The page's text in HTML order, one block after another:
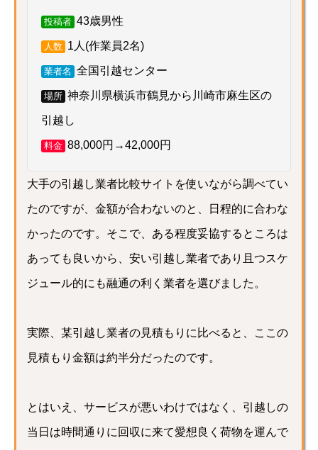
投稿者 43歳男性
人数 1人(作業員2名)
業者名 全国引越センター
場所 神奈川県横浜市鶴見から川崎市麻生区の
引越し
料金 88,000円→42,000円
大手の引越し業者比較サイトを使いながら調べてい
たのですが、金額が合わないのと、日程的に合わな
かったのです。そこで、ある程度妥協するところは
あっても良いから、安い引越し業者であり且つスケ
ジュール的にも融通の利く業者を選びました。
実際、某引越し業者の見積もりに比べると、ここの
見積もり金額は約半分だったのです。
とはいえ、サービスが悪いわけではなく、引越しの
当日は時間通りに回収に来て愛想良く荷物を運んで